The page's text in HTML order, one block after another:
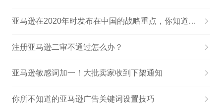
亚马逊在2020年时发布在中国的战略重点，你知道吗？（下）
注册亚马逊二审不通过怎么办？
亚马逊敏感词加一！大批卖家收到下架通知
你所不知道的亚马逊广告关键词设置技巧